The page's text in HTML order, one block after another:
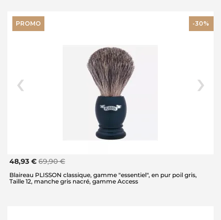
PROMO -30%
48,93 € 69,90 €
Blaireau PLISSON classique, gamme "essentiel", en pur poil gris,
Taille 12, manche gris nacré, gamme Access